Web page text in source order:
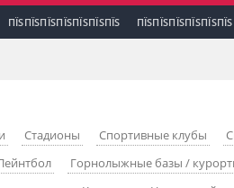
ПЇЅПЇЅПЇЅПЇЅПЇЅПЇЅПЇЅ ПЇЅПЇЅПЇЅПЇЅПЇЅПЇЅ
Стадионы Спортивные клубы
Горнолыжные базы /